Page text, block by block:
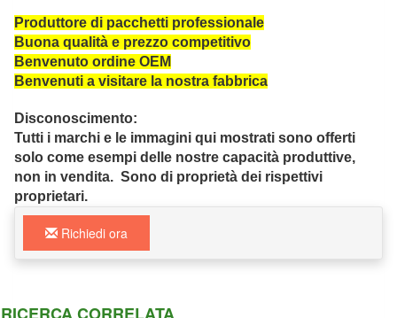
Produttore di pacchetti professionale
Buona qualità e prezzo competitivo
Benvenuto ordine OEM
Benvenuti a visitare la nostra fabbrica
Disconoscimento:
Tutti i marchi e le immagini qui mostrati sono offerti
solo come esempi delle nostre capacità produttive,
non in vendita. Sono di proprietà dei rispettivi
proprietari.
Richiedi ora